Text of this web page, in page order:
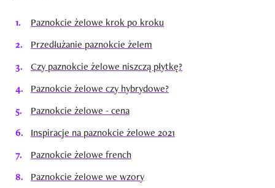
Paznokcie żelowe krok po kroku
Przedłużanie paznokcie żelem
Czy paznokcie żelowe niszczą płytkę?
Paznokcie żelowe czy hybrydowe?
Paznokcie żelowe - cena
Inspiracje na paznokcie żelowe 2021
Paznokcie żelowe french
Paznokcie żelowe we wzory